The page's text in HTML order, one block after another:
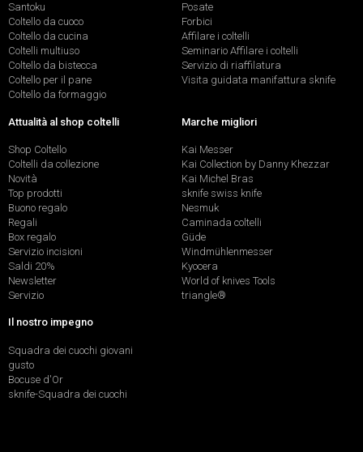
Santoku
Coltello da cuoco
Coltello da cucina
Coltelli multiuso
Coltello da bistecca
Coltello per il pane
Coltello da formaggio
Posate
Forbici
Affilare i coltelli
Seminario Affilare i coltelli
Servizio di riaffilatura
Visita guidata manifattura sknife
Attualità al shop coltelli
Shop Coltello
Coltelli da collezione
Novità
Top prodotti
Buono regalo
Regali
Box regalo
Servizio incisioni
Saldi 20%
Newsletter
Servizio
Marche migliori
Kai Messer
Kai Collection by Danny Khezzar
Kai Michel Bras
sknife swiss knife
Nesmuk
Caminada coltelli
Güde
Windmühlenmesser
Kyocera
World of knives Tools
triangle®
Il nostro impegno
Squadra dei cuochi giovani
gusto
Bocuse d'Or
sknife-Squadra dei cuochi